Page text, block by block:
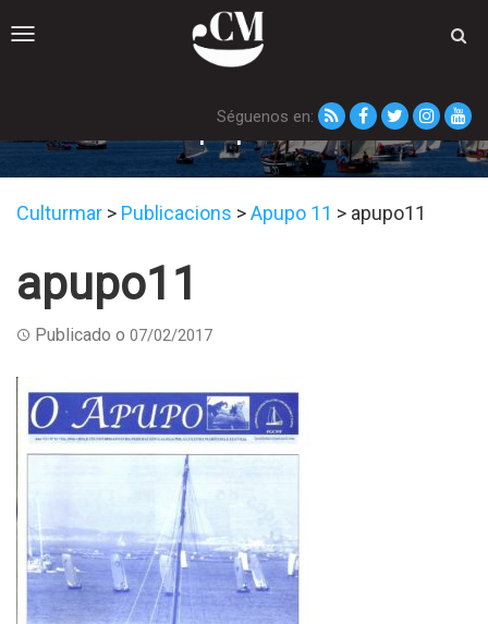
Toggle
Séguenos en:
apupo11
Culturmar > Publicacions >Apupo 11 > apupo11
apupo11
Publicado o 07/02/2017